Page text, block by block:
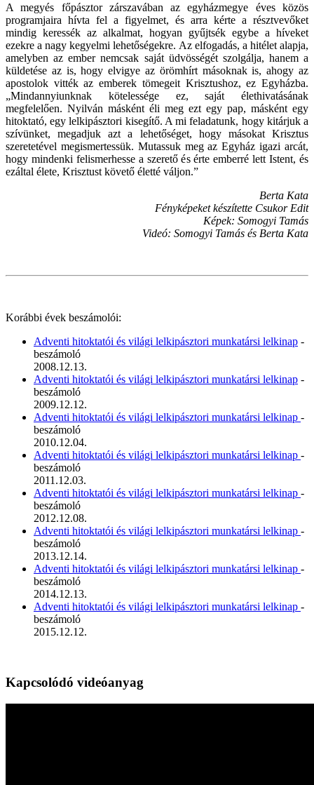
A megyés főpásztor zárszavában az egyházmegye éves közös
programjaira hívta fel a figyelmet, és arra kérte a résztvevőket
mindig keressék az alkalmat, hogyan gyűjtsék egybe a híveket
ezekre a nagy kegyelmi lehetőségekre. Az elfogadás, a hitélet alapja,
amelyben az ember nemcsak saját üdvösségét szolgálja, hanem a
küldetése az is, hogy elvigye az örömhírt másoknak is, ahogy az
apostolok vitték az emberek tömegeit Krisztushoz, ez Egyházba.
„Mindannyiunknak kötelessége ez, saját élethivatásának
megfelelően. Nyilván másként éli meg ezt egy pap, másként egy
hitoktató, egy lelkipásztori kisegítő. A mi feladatunk, hogy kitárjuk a
szívünket, megadjuk azt a lehetőséget, hogy másokat Krisztus
szeretetével megismertessük. Mutassuk meg az Egyház igazi arcát,
hogy mindenki felismerhesse a szerető és érte emberré lett Istent, és
ezáltal élete, Krisztust követő életté váljon.”
Berta Kata
Fényképeket készítette Csukor Edit
Képek: Somogyi Tamás
Videó: Somogyi Tamás és Berta Kata
Korábbi évek beszámolói:
Adventi hitoktatói és világi lelkipásztori munkatársi lelkinap -
beszámoló
2008.12.13.
Adventi hitoktatói és világi lelkipásztori munkatársi lelkinap -
beszámoló
2009.12.12.
Adventi hitoktatói és világi lelkipásztori munkatársi lelkinap -
beszámoló
2010.12.04.
Adventi hitoktatói és világi lelkipásztori munkatársi lelkinap -
beszámoló
2011.12.03.
Adventi hitoktatói és világi lelkipásztori munkatársi lelkinap -
beszámoló
2012.12.08.
Adventi hitoktatói és világi lelkipásztori munkatársi lelkinap -
beszámoló
2013.12.14.
Adventi hitoktatói és világi lelkipásztori munkatársi lelkinap -
beszámoló
2014.12.13.
Adventi hitoktatói és világi lelkipásztori munkatársi lelkinap -
beszámoló
2015.12.12.
Kapcsolódó videóanyag